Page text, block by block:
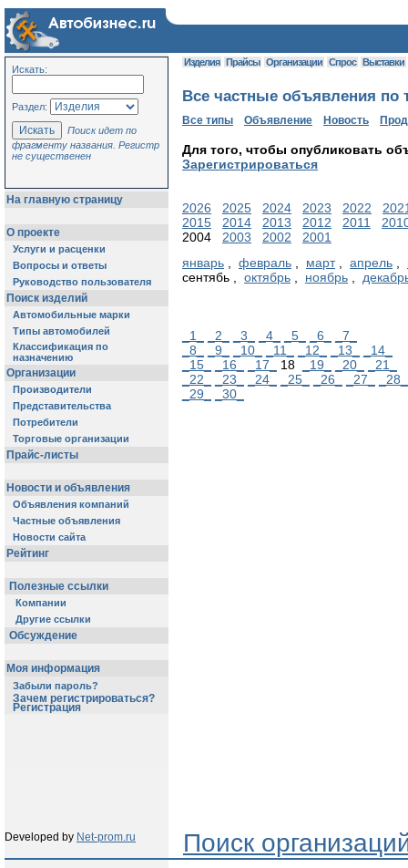
Искать:
Раздел:
Поиск идет по
фрагменту названия. Регистр
не существенен
На главную страницу
О проекте
Услуги и расценки
Вопросы и ответы
Руководство пользователя
Поиск изделий
Автомобильные марки
Типы автомобилей
Классификация по
назначению
Организации
Производители
Представительства
Потребители
Торговые организации
Прайс-листы
Новости и объявления
Объявления компаний
Частные объявления
Новости сайта
Рейтинг
Полезные ссылки
Компании
Другие ссылки
Обсуждение
Моя информация
Забыли пароль?
Зачем регистрироваться?
Регистрация
Изделия Прайсы Организации Спрос Выставки
Все частные объявления по
Все типы Объявление Новость
Для того, чтобы опубликовать
Зарегистрироваться
2026 2025 2024 2023 2022
2015
2014 2013 2012 2011
2004 2003 2002
2001
январь , февраль , март, апрель ,
сентябь , октябрь , ноябрь ,
_1_ _2_ _3_ _4_ _5_ _6_
_7_
_8_
_9_ _10_ _11_ _12_ _13_
_14_
_15_
_16_ _17_ 18 _19_ _20_
_21_
_22_
_23_ _24_ _25_ _26_ _27_
_28_
_29_
_30_
Developed by Net-prom.ru Поиск